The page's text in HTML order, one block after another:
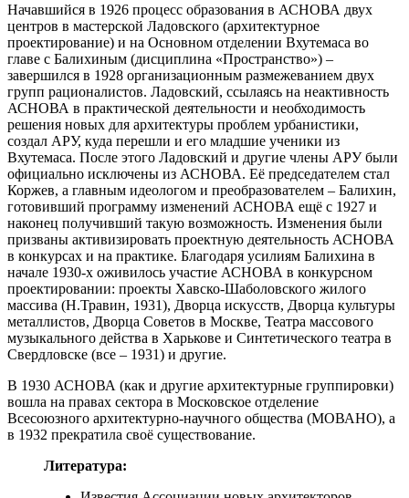
Начавшийся в 1926 процесс образования в АСНОВА двух
центров в мастерской Ладовского (архитектурное
проектирование) и на Основном отделении Вхутемаса во
главе с Балихиным (дисциплина «Пространство») –
завершился в 1928 организационным размежеванием двух
групп рационалистов. Ладовский, ссылаясь на неактивность
АСНОВА в практической деятельности и необходимость
решения новых для архитектуры проблем урбанистики,
создал АРУ, куда перешли и его младшие ученики из
Вхутемаса. После этого Ладовский и другие члены АРУ были
официально исключены из АСНОВА. Её председателем стал
Коржев, а главным идеологом и преобразователем – Балихин,
готовивший программу изменений АСНОВА ещё с 1927 и
наконец получивший такую возможность. Изменения были
призваны активизировать проектную деятельность АСНОВА
в конкурсах и на практике. Благодаря усилиям Балихина в
начале 1930-х оживилось участие АСНОВА в конкурсном
проектировании: проекты Хавско-Шаболовского жилого
массива (Н.Травин, 1931), Дворца искусств, Дворца культуры
металлистов, Дворца Советов в Москве, Театра массового
музыкального действа в Харькове и Синтетического театра в
Свердловске (все – 1931) и другие.
В 1930 АСНОВА (как и другие архитектурные группировки)
вошла на правах сектора в Московское отделение
Всесоюзного архитектурно-научного общества (МОВАНО), а
в 1932 прекратила своё существование.
Литература: